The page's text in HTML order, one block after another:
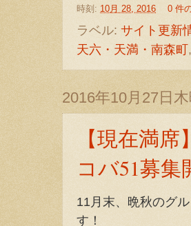
時刻: 10月 28, 2016 0 件
ラベル: サイト更新
天六・天満・南森町,
2016年10月27日木
【現在満
コバ51募集
11月末、晩秋のグ
す！